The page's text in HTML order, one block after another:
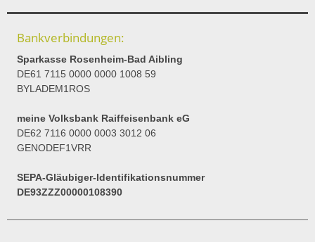
Bankverbindungen:
Sparkasse Rosenheim-Bad Aibling
DE61 7115 0000 0000 1008 59
BYLADEM1ROS
meine Volksbank Raiffeisenbank eG
DE62 7116 0000 0003 3012 06
GENODEF1VRR
SEPA-Gläubiger-Identifikationsnummer
DE93ZZZ00000108390